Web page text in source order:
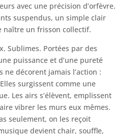
avec une précision d’orfèvre.
suspendus, un simple clair
naître un frisson collectif.
Sublimes. Portées par des
puissance et d’une pureté
ne décorent jamais l’action :
surgissent comme une
Les airs s’élèvent, emplissent
vibrer les murs eux mêmes.
seulement, on les reçoit
devient chair, souffle,